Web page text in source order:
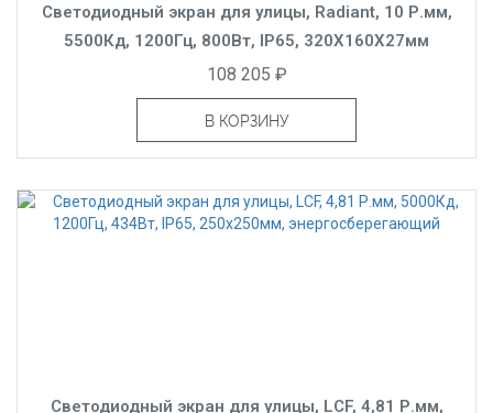
Светодиодный экран для улицы, Radiant, 10 Р.мм,
5500Кд, 1200Гц, 800Вт, IP65, 320X160X27мм
108 205 ₽
В КОРЗИНУ
Светодиодный экран для улицы, LCF, 4,81 Р.мм,